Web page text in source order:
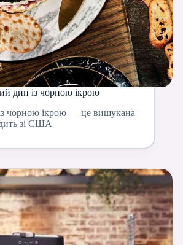
дип із чорною ікрою
чорною ікрою — це вишукана
зі США